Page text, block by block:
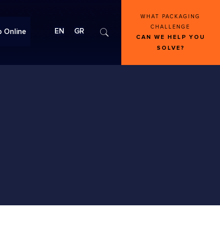
Online EN GR
WHAT PACKAGING
CHALLENGE
CAN WE HELP YOU
SOLVE?